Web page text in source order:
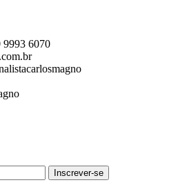
9993 6070
Inscrever-se